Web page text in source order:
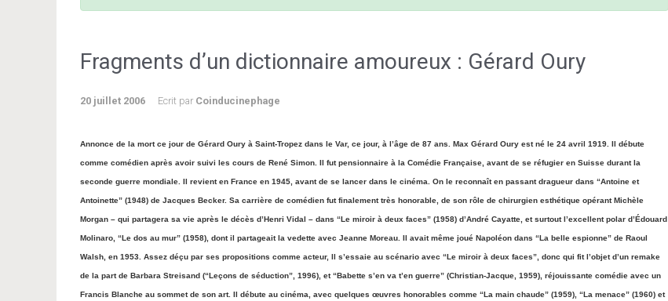
Fragments d’un dictionnaire amoureux : Gérard Oury
20 juillet 2006 Ecrit par Coinducinephage
Annonce de la mort ce jour de Gérard Oury à Saint-Tropez dans le Var, ce jour, à l’âge de 87 ans. Max Gérard Oury est né le 24 avril 1919. Il débute
comme comédien après avoir suivi les cours de René Simon. Il fut pensionnaire à la Comédie Française, avant de se réfugier en Suisse durant la
seconde guerre mondiale. Il revient en France en 1945, avant de se lancer dans le cinéma. On le reconnaît en passant dragueur dans “Antoine et
Antoinette” (1948) de Jacques Becker. Sa carrière de comédien fut finalement très honorable, de son rôle de chirurgien esthétique opérant Michèle
Morgan – qui partagera sa vie après le décès d’Henri Vidal – dans “Le miroir à deux faces” (1958) d’André Cayatte, et surtout l’excellent polar d’Édouard
Molinaro, “Le dos au mur” (1958), dont il partageait la vedette avec Jeanne Moreau. Il avait même joué Napoléon dans “La belle espionne” de Raoul
Walsh, en 1953. Assez déçu par ses propositions comme acteur, ll s’essaie au scénario avec “Le miroir à deux faces”, donc qui fit l’objet d’un remake
de la part de Barbara Streisand (“Leçons de séduction”, 1996), et “Babette s’en va t’en guerre” (Christian-Jacque, 1959), réjouissante comédie avec un
Francis Blanche au sommet de son art. Il débute au cinéma, avec quelques œuvres honorables comme “La main chaude” (1959), “La menace” (1960) et